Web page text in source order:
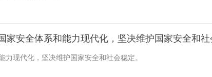
家安全体系和能力现代化，坚决维护国家安全和
现代化，坚决维护国家安全和社会稳定。